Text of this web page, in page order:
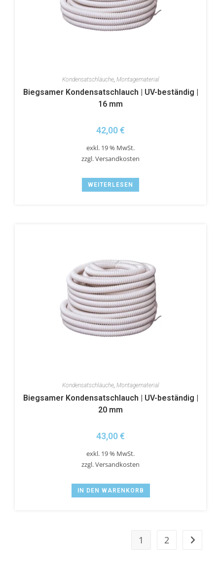
Kondensatschläuche, Montagematerial
Biegsamer Kondensatschlauch | UV-beständig |
16 mm
42,00€
exkl. 19 % MwSt.
zzgl.Versandkosten
WEITERLESEN
Kondensatschläuche, Montagematerial
Biegsamer Kondensatschlauch | UV-beständig |
20 mm
43,00€
exkl. 19 % MwSt.
zzgl.Versandkosten
IN DEN WARENKORB
1 2